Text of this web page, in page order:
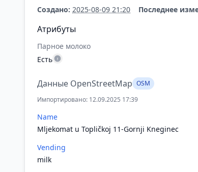
Создано: 2025-08-09 21:20 Последнее
Атрибуты
Парное молоко
Есть
Данные OpenStreetMap OSM
Импортировано: 12.09.2025 17:39
Name
Mljekomat u Topličkoj 11-Gornji Kneginec
Vending
milk